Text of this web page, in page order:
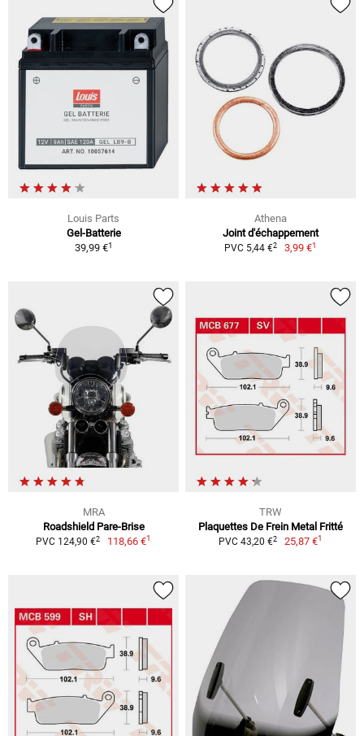
Louis Parts
Gel-Batterie
39,99 €1
Athena
Joint d'échappement
PVC 5,44 €2 3,99 €1
MRA
Roadshield Pare-Brise
PVC 124,90 €2 118,66 €1
TRW
Plaquettes De Frein Metal Fritté
PVC 43,20 €2 25,87 €1